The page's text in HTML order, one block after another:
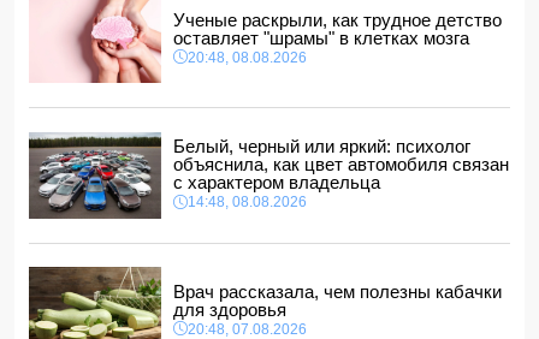
ВС РФ взяли под контроль Ивановку в Харьковской
области
14:04, 08.08.2026
Прогноз погоды в Азербайджане на 9 августа
14:00, 08.08.2026
Никол Пашинян позвонил Ильхаму Алиеву
12:48, 08.08.2026
СМИ: США ищут на Кубе фигуру для повторения
"венесуэльского сценария"
Ученые раскрыли, как трудное детство
оставляет "шрамы" в клетках мозга
20:48, 08.08.2026
Белый, черный или яркий: психолог
объяснила, как цвет автомобиля связан
с характером владельца
14:48, 08.08.2026
Врач рассказала, чем полезны кабачки
для здоровья
20:48, 07.08.2026